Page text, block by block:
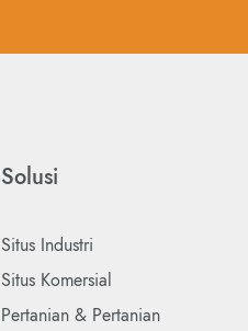
Solusi
Situs Industri
Situs Komersial
Pertanian & Pertanian